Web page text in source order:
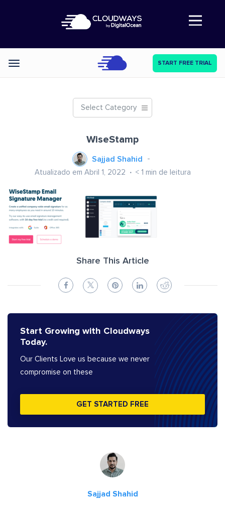
Abre a navegação
Categories START FREE TRIAL
Select Category
WiseStamp
Sajjad Shahid
Atualizado em Abril 1, 2022 < 1 min de leitura
Share This Article
Start Growing with Cloudways
Today.
Our Clients Love us because we never
compromise on these
GET STARTED FREE
Sajjad Shahid